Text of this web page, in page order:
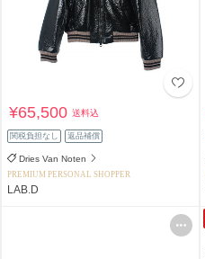
¥65,500送料込
関税負担なし 返品補償
Dries Van Noten
PREMIUM PERSONAL SHOPPER
LAB.D